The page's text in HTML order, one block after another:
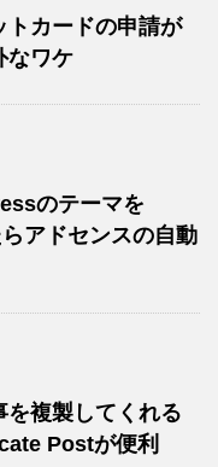
トカードの申請が
なワケ
のテーマを
アドセンスの自動
複製してくれる
Postが便利